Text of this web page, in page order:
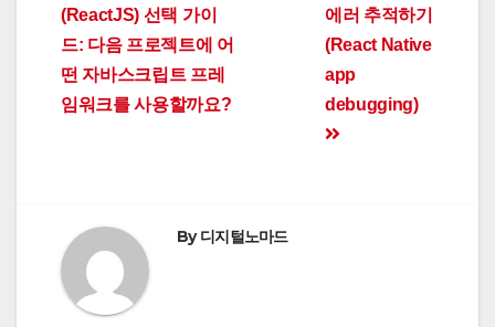
에러 추적하기
(React Native
app
debugging)
(ReactJS) 선택 가이
드: 다음 프로젝트에 어
떤 자바스크립트 프레
임워크를 사용할까요?
By디지털노마드